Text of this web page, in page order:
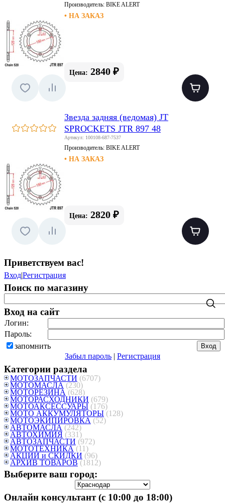
Производитель: BIKE ALERT
• НА ЗАКАЗ
Цена: 2840 ₽
Звезда задняя (ведомая) JT
SPROCKETS JTR 897 48
Артикул: 100108-687-7537
Производитель: BIKE ALERT
• НА ЗАКАЗ
Цена: 2820 ₽
Приветствуем вас!
Вход|Регистрация
Поиск по магазину
Вход на сайт
Логин:
Пароль:
запомнить
Забыл пароль | Регистрация
Категории раздела
МОТОЗАПЧАСТИ (6707)
МОТОМАСЛА (230)
МОТОРЕЗИНА (628)
МОТОРАСХОДНИКИ (679)
МОТОАКСЕССУАРЫ (176)
МОТО АККУМУЛЯТОРЫ (128)
МОТОЭКИПИРОВКА (52)
АВТОМАСЛА (242)
АВТОХИМИЯ (331)
АВТОЗАПЧАСТИ (972)
МОТОТЕХНИКА (11)
АКЦИИ и СКИДКИ (96)
АРХИВ ТОВАРОВ (1812)
Выберите ваш город:
Онлайн консультант (с 10:00 до 18:00)